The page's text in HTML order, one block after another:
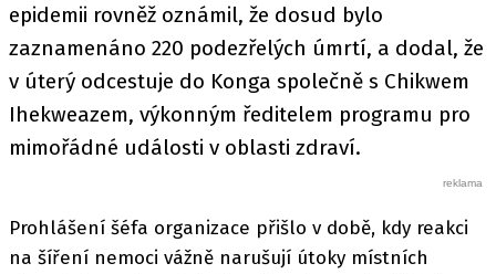
epidemii rovněž oznámil, že dosud bylo
zaznamenáno 220 podezřelých úmrtí, a dodal, že
v úterý odcestuje do Konga společně s Chikwem
Ihekweazem, výkonným ředitelem programu pro
mimořádné události v oblasti zdraví.
Prohlášení šéfa organizace přišlo v době, kdy reakci
na šíření nemoci vážně narušují útoky místních